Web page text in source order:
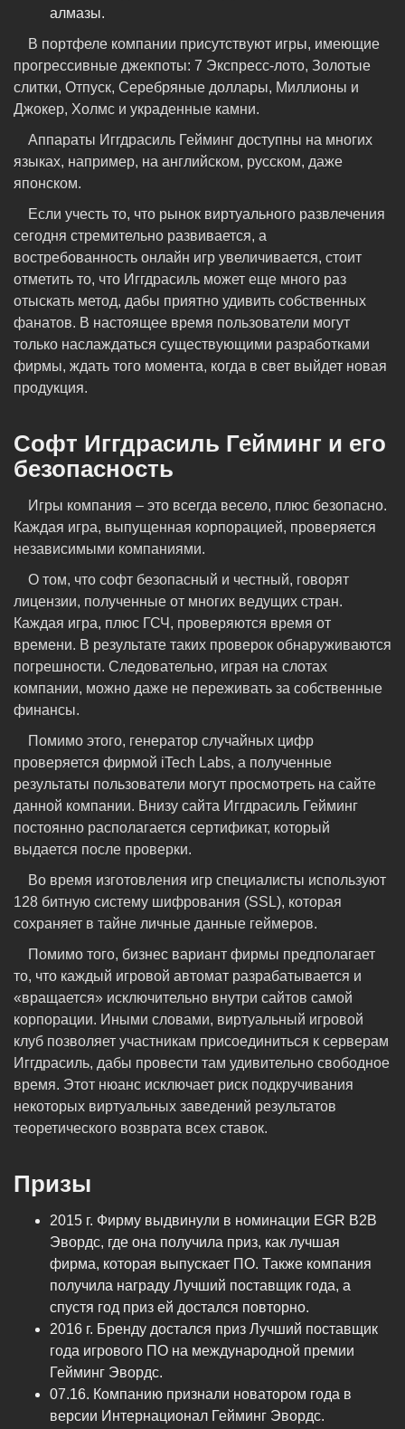
алмазы.
В портфеле компании присутствуют игры, имеющие
прогрессивные джекпоты: 7 Экспресс-лото, Золотые
слитки, Отпуск, Серебряные доллары, Миллионы и
Джокер, Холмс и украденные камни.
Аппараты Иггдрасиль Гейминг доступны на многих
языках, например, на английском, русском, даже
японском.
Если учесть то, что рынок виртуального развлечения
сегодня стремительно развивается, а
востребованность онлайн игр увеличивается, стоит
отметить то, что Иггдрасиль может еще много раз
отыскать метод, дабы приятно удивить собственных
фанатов. В настоящее время пользователи могут
только наслаждаться существующими разработками
фирмы, ждать того момента, когда в свет выйдет новая
продукция.
Софт Иггдрасиль Гейминг и его
безопасность
Игры компания – это всегда весело, плюс безопасно.
Каждая игра, выпущенная корпорацией, проверяется
независимыми компаниями.
О том, что софт безопасный и честный, говорят
лицензии, полученные от многих ведущих стран.
Каждая игра, плюс ГСЧ, проверяются время от
времени. В результате таких проверок обнаруживаются
погрешности. Следовательно, играя на слотах
компании, можно даже не переживать за собственные
финансы.
Помимо этого, генератор случайных цифр
проверяется фирмой iTech Labs, а полученные
результаты пользователи могут просмотреть на сайте
данной компании. Внизу сайта Иггдрасиль Гейминг
постоянно располагается сертификат, который
выдается после проверки.
Во время изготовления игр специалисты используют
128 битную систему шифрования (SSL), которая
сохраняет в тайне личные данные геймеров.
Помимо того, бизнес вариант фирмы предполагает
то, что каждый игровой автомат разрабатывается и
«вращается» исключительно внутри сайтов самой
корпорации. Иными словами, виртуальный игровой
клуб позволяет участникам присоединиться к серверам
Иггдрасиль, дабы провести там удивительно свободное
время. Этот нюанс исключает риск подкручивания
некоторых виртуальных заведений результатов
теоретического возврата всех ставок.
Призы
2015 г. Фирму выдвинули в номинации EGR B2B
Эвордс, где она получила приз, как лучшая
фирма, которая выпускает ПО. Также компания
получила награду Лучший поставщик года, а
спустя год приз ей достался повторно.
2016 г. Бренду достался приз Лучший поставщик
года игрового ПО на международной премии
Гейминг Эвордс.
07.16. Компанию признали новатором года в
версии Интернационал Гейминг Эвордс.